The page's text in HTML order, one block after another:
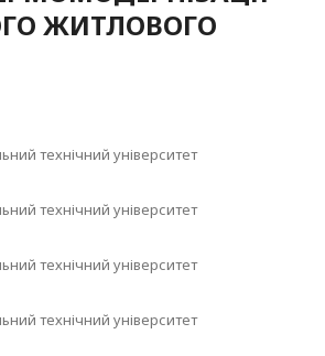
ЖИТЛОВОГО
технічний університет
технічний університет
технічний університет
технічний університет